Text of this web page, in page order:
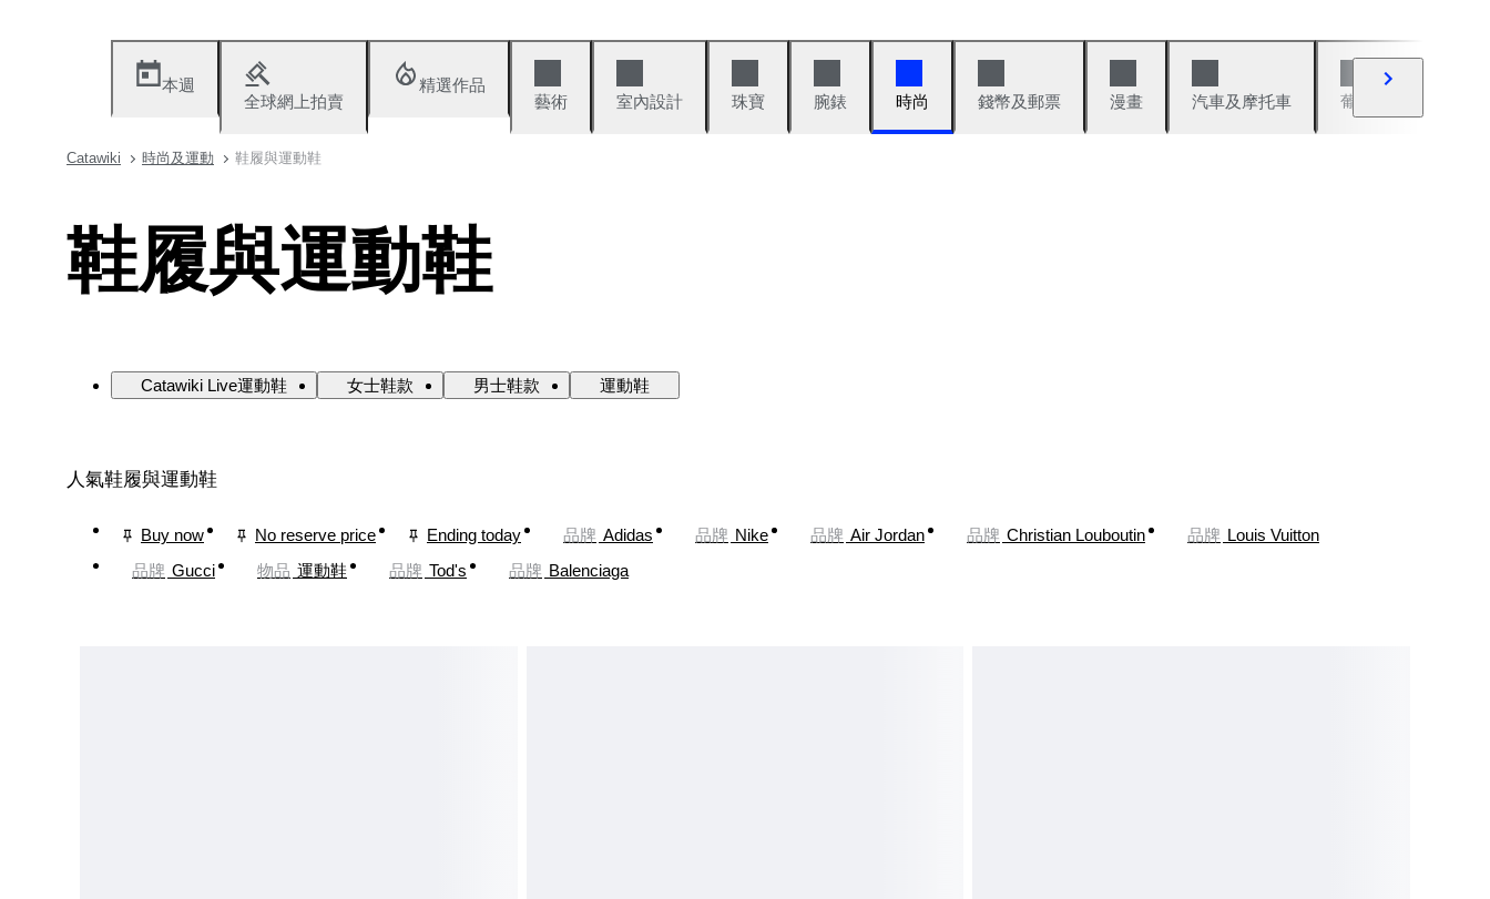
本週
全球網上拍賣
精選作品
藝術
室內設計 珠寶 腕錶 時尚 錢幣及郵票 漫畫 汽車及摩托車 葡萄酒與烈酒
Catawiki 時尚及運動 鞋履與運動鞋
鞋履與運動鞋
Catawiki Live運動鞋 女士鞋款 男士鞋款 運動鞋
人氣鞋履與運動鞋
Buy now No reserve price Ending today 品牌 Adidas 品牌 Nike 品牌 Air Jordan 品牌 Christian Louboutin 品牌 Louis Vuitton
品牌 Gucci 物品 運動鞋 品牌 Tod's 品牌 Balenciaga